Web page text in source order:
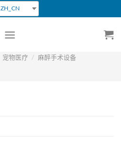
ZH_CN
宠物医疗 / 麻醉手术设备